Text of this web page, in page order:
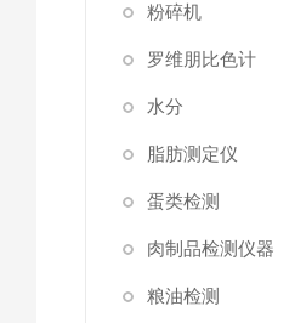
粉碎机
罗维朋比色计
水分
脂肪测定仪
蛋类检测
肉制品检测仪器
粮油检测